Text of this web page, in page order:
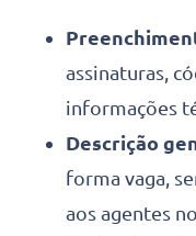
assinaturas,
informações
Descrição
forma vaga,
aos agentes